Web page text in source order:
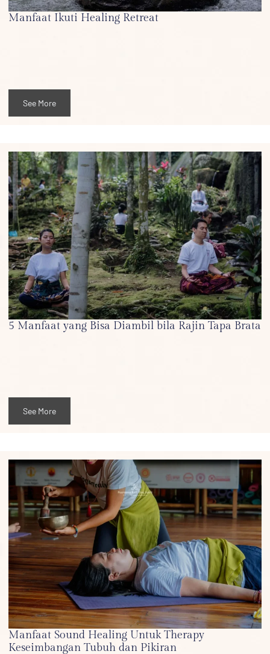
Manfaat Ikuti Healing Retreat
See More
5 Manfaat yang Bisa Diambil bila Rajin Tapa Brata
See More
Manfaat Sound Healing Untuk Therapy
Keseimbangan Tubuh dan Pikiran